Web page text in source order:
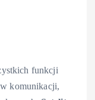
funkcji
komunikacji,